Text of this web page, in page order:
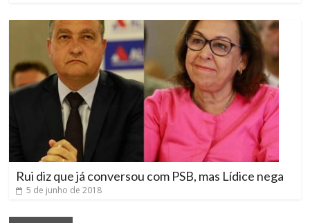
Rui diz que já conversou com PSB, mas Lídice nega
5 de junho de 2018